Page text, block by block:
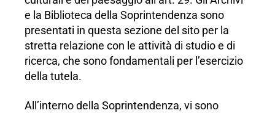
e la Biblioteca della Soprintendenza sono
presentati in questa sezione del sito per la
stretta relazione con le attività di studio e di
ricerca, che sono fondamentali per l’esercizio
della tutela.
All’interno della Soprintendenza, vi sono